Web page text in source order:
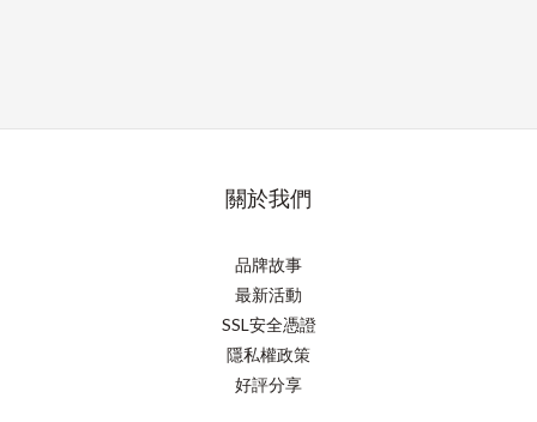
關於我們
品牌故事
最新活動
SSL安全憑證
隱私權政策
好評分享